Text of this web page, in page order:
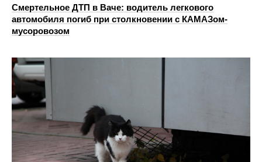
Смертельное ДТП в Ваче: водитель легкового
автомобиля погиб при столкновении с КАМАЗом-
мусоровозом